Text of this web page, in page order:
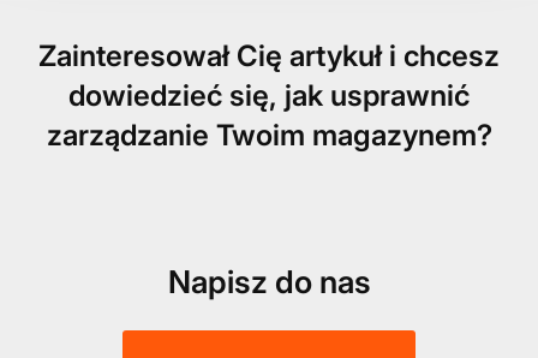
Zainteresował Cię artykuł i chcesz
dowiedzieć się, jak usprawnić
zarządzanie Twoim magazynem?
Napisz do nas